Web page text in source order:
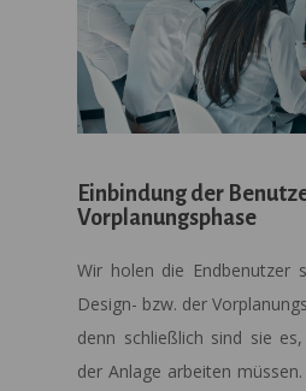
Einbindung der
Vorplanungsphase
Wir holen die Endbenutzer
Design- bzw. der
denn schließlich sind sie
der Anlage arbeiten